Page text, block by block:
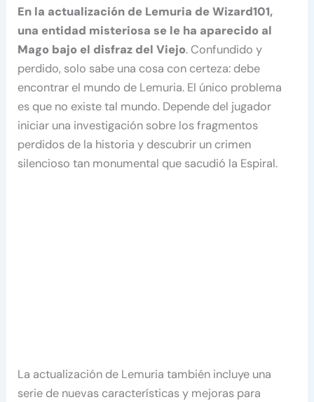
En la actualización de Lemuria de Wizard101,
una entidad misteriosa se le ha aparecido al
Mago bajo el disfraz del Viejo. Confundido y
perdido, solo sabe una cosa con certeza: debe
encontrar el mundo de Lemuria. El único problema
es que no existe tal mundo. Depende del jugador
iniciar una investigación sobre los fragmentos
perdidos de la historia y descubrir un crimen
silencioso tan monumental que sacudió la Espiral.
La actualización de Lemuria también incluye una
serie de nuevas características y mejoras para